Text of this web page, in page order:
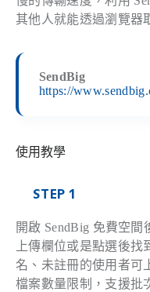
其他人就能透過瀏覽器
SendBig
https://
使用教學
STEP 1
開啟 SendBig 免費空間
上傳欄位或是點選後
名、未註冊的使用者可
檔案數量限制，支援批